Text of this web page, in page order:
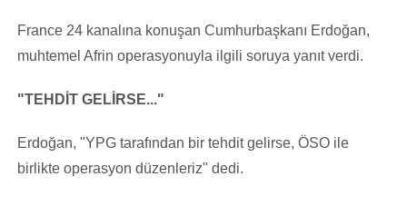
France 24 kanalına konuşan Cumhurbaşkanı Erdoğan,
muhtemel Afrin operasyonuyla ilgili soruya yanıt verdi.
"TEHDİT GELİRSE..."
Erdoğan, "YPG tarafından bir tehdit gelirse, ÖSO ile
birlikte operasyon düzenleriz" dedi.